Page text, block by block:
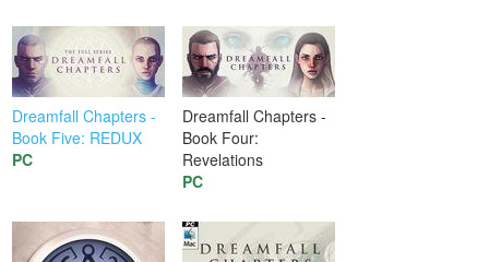
Dreamfall Chapters -
Book Five: REDUX
PC
Dreamfall Chapters -
Book Four:
Revelations
PC